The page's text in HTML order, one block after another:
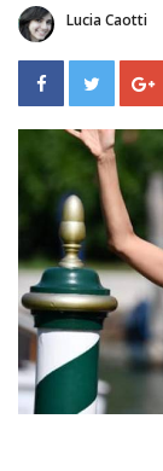
Lucia Caotti